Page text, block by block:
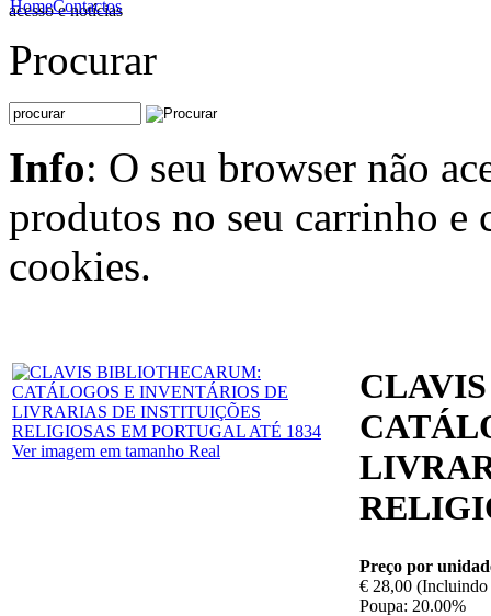
acesso e notícias
HomeContactos
Procurar
Info: O seu browser não
produtos no seu carrinho e
cookies.
Ver imagem em tamanho Real
Preço por
€ 28,00
Poupa: 20.00%
Algarves
Congregação dos Padres Marianos da Imaculada Conceição
Ordens militares
Sociedades de vida apostólica
Congregação da Missão
Outra documentação
Índice onomástico geral
Índice de antigos possuidores (livrarias particulares)